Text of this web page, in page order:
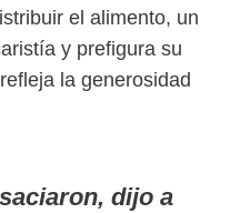
el alimento, un
y prefigura su
la generosidad
dijo a